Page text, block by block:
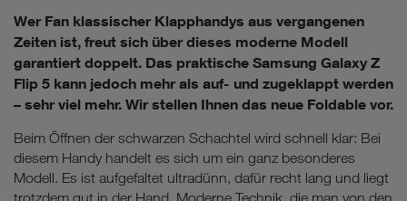
Wer Fan klassischer Klapphandys aus vergangenen
Zeiten ist, freut sich über dieses moderne Modell
garantiert doppelt. Das praktische Samsung Galaxy Z
Flip 5 kann jedoch mehr als auf- und zugeklappt werden
– sehr viel mehr. Wir stellen Ihnen das neue Foldable vor.
Beim Öffnen der schwarzen Schachtel wird schnell klar: Bei
diesem Handy handelt es sich um ein ganz besonderes
Modell. Es ist aufgefaltet ultradünn, dafür recht lang und liegt